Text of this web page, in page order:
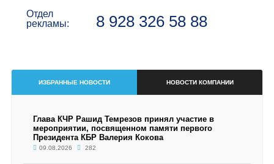
Отдел
рекламы:
8 928 326 58 88
ИЗБРАННЫЕ НОВОСТИ НОВОСТИ КОМПАНИИ
Глава КЧР Рашид Темрезов принял участие в
мероприятии, посвященном памяти первого
Президента КБР Валерия Кокова
09.08.2026 282